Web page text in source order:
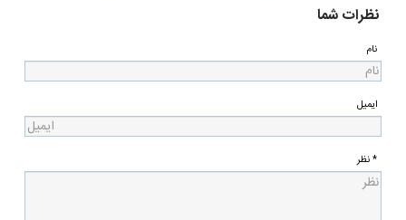
نظرات شما
نام
ایمیل
* نظر